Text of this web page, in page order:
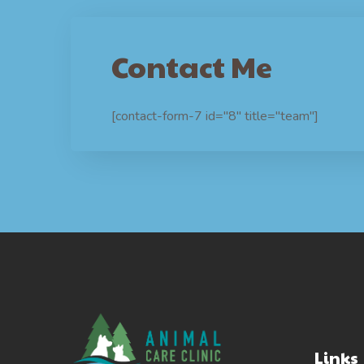
Contact Me
[contact-form-7 id="8" title="team"]
Links